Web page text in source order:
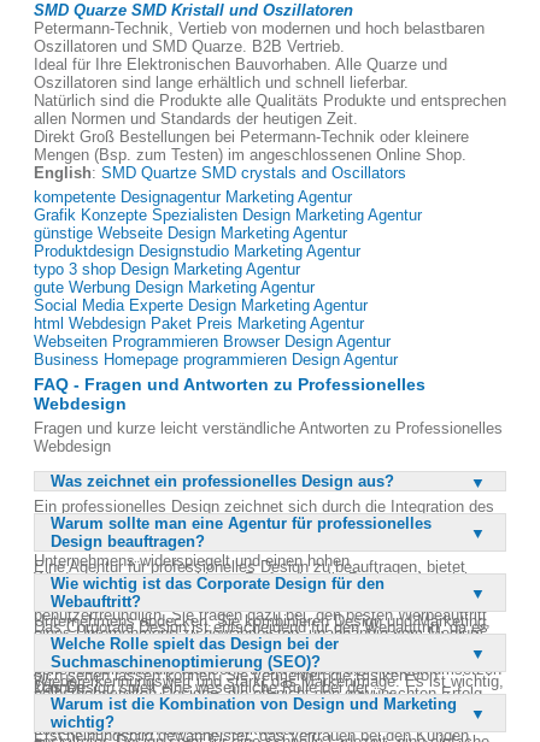
SMD Quarze SMD Kristall und Oszillatoren
Petermann-Technik, Vertieb von modernen und hoch belastbaren
Oszillatoren und SMD Quarze. B2B Vertrieb.
Ideal für Ihre Elektronischen Bauvorhaben. Alle Quarze und
Oszillatoren sind lange erhältlich und schnell lieferbar.
Natürlich sind die Produkte alle Qualitäts Produkte und entsprechen
allen Normen und Standards der heutigen Zeit.
Direkt Groß Bestellungen bei Petermann-Technik oder kleinere
Mengen (Bsp. zum Testen) im angeschlossenen Online Shop.
English: SMD Quartze SMD crystals and Oscillators
kompetente Designagentur Marketing Agentur
Grafik Konzepte Spezialisten Design Marketing Agentur
günstige Webseite Design Marketing Agentur
Produktdesign Designstudio Marketing Agentur
typo 3 shop Design Marketing Agentur
gute Werbung Design Marketing Agentur
Social Media Experte Design Marketing Agentur
html Webdesign Paket Preis Marketing Agentur
Webseiten Programmieren Browser Design Agentur
Business Homepage programmieren Design Agentur
FAQ - Fragen und Antworten zu Professionelles
Webdesign
Fragen und kurze leicht verständliche Antworten zu Professionelles
Webdesign
Was zeichnet ein professionelles Design aus?
Ein professionelles Design zeichnet sich durch die Integration des
Corporate Designs, stilvolle Eleganz und die Verwendung brillanter
Farben aus. Es ist wichtig, dass das Design die Identität des
Unternehmens widerspiegelt und einen hohen
Wiedererkennungswert bietet. Professionelle Designs sind nicht nur
ästhetisch ansprechend, sondern auch funktional und
benutzerfreundlich. Sie tragen dazu bei, den besten Werbeauftritt
eines Unternehmens zu gewährleisten, unabhängig vom Medium.
Ein solches Design wird von Experten entwickelt, die ihr Handwerk
beherrschen und die Wünsche und Visionen des Kunden umsetzen
können.
Warum sollte man eine Agentur für professionelles
Design beauftragen?
Eine Agentur für professionelles Design zu beauftragen, bietet
zahlreiche Vorteile. Agenturen verfügen über ein breites
Leistungsspektrum und können alle Bedürfnisse eines
Unternehmens abdecken. Sie kombinieren Design und Marketing,
um den Umsatz zu steigern und die Markenbekanntheit zu erhöhen.
Professionelle Agenturen sparen Zeit und liefern Ergebnisse, die
sich sehen lassen können. Sie vermeiden die Risiken von
selbstgebastelten Designs, die oft nicht den gewünschten Erfolg
bringen. Mit ihrer Expertise stellen sie sicher, dass das Design
sowohl ästhetisch als auch funktional ist.
Wie wichtig ist das Corporate Design für den
Webauftritt?
Das Corporate Design ist entscheidend für den Webauftritt, da es
die Identität und Werte eines Unternehmens widerspiegelt. Ein
konsistentes Corporate Design sorgt für einen hohen
Wiedererkennungswert und stärkt das Markenimage. Es ist wichtig,
dass das Webdesign die Farben, Formen und Schriftarten des
Corporate Designs integriert. Dadurch wird ein einheitliches
Erscheinungsbild gewährleistet, das Vertrauen bei den Kunden
Welche Rolle spielt das Design bei der
Suchmaschinenoptimierung (SEO)?
Das Design spielt eine wesentliche Rolle bei der
Suchmaschinenoptimierung (SEO), da es die Benutzererfahrung
und die technische Struktur einer Webseite beeinflusst. Ein gut
Warum ist die Kombination von Design und Marketing
wichtig?